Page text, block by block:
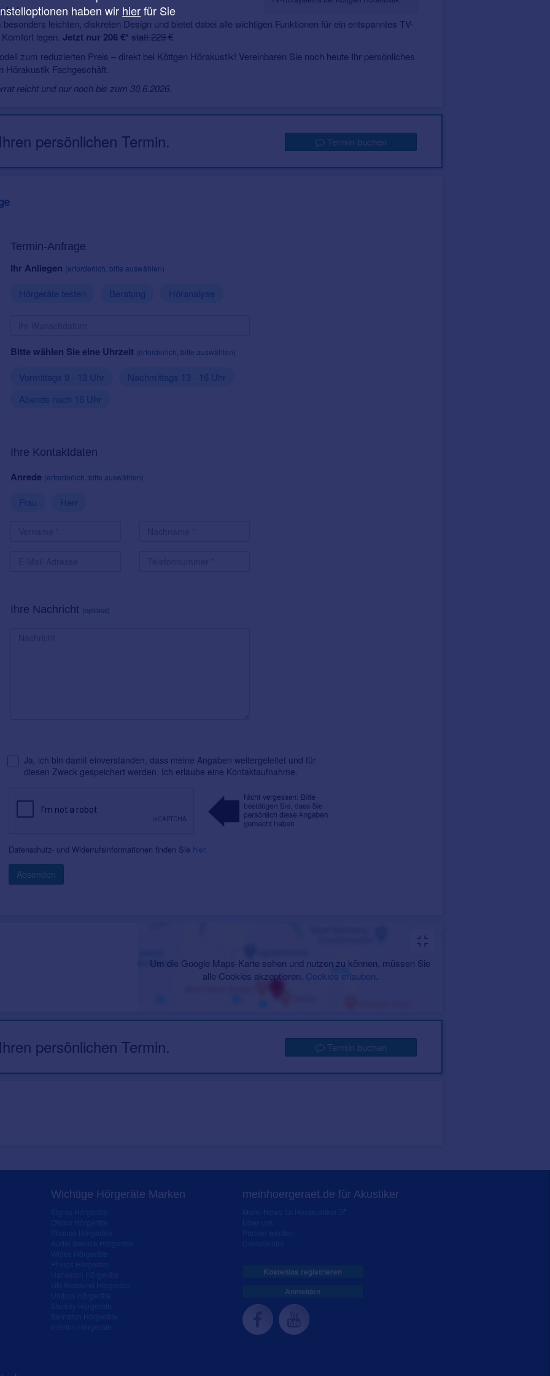
leichten, diskreten Design und bietet dabei alle wichtigen Funktionen für ein entspanntes TV-
legen. Jetzt nur 206 €* statt 229 €
zum reduzierten Preis – direkt bei Köttgen Hörakustik! Vereinbaren Sie noch heute Ihr persönliches
Hörakustik Fachgeschäft.
reicht und nur noch bis zum 30.6.2026.
persönlichen Termin. Termin buchen
Termin-Anfrage
Ihr Anliegen (erforderlich, bitte auswählen)
Hörgeräte testen Beratung Höranalyse
Bitte wählen Sie eine Uhrzeit (erforderlich, bitte auswählen)
Vormittags 9 - 13 Uhr
Nachmittags 13 - 16 Uhr
Abends nach 16 Uhr
Ihre Kontaktdaten
Anrede (erforderlich, bitte auswählen)
Frau Herr
Ihre Nachricht (optional)
Ja, ich bin damit einverstanden, dass meine Angaben weitergeleitet und für
diesen Zweck gespeichert werden. Ich erlaube eine Kontaktaufnahme.
Datenschutz- und Widerrufsinformationen finden Sie hier.
Absenden
Um die Google Maps-Karte sehen und nutzen zu können, müssen Sie
alle Cookies akzeptieren. Cookies erlauben
persönlichen Termin. Termin buchen
Wichtige Hörgeräte Marken meinhoergeraet.de für Akustiker
Kostenlos registrieren
Anmelden
haben wir hierfür Sie